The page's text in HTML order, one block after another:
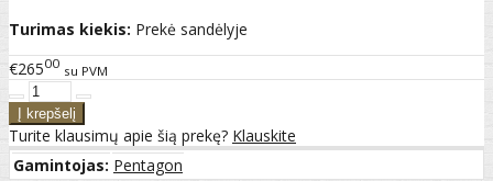
Turimas kiekis: Prekė sandėlyje
€26500 su PVM
Turite klausimų apie šią prekę? Klauskite
Gamintojas: Pentagon